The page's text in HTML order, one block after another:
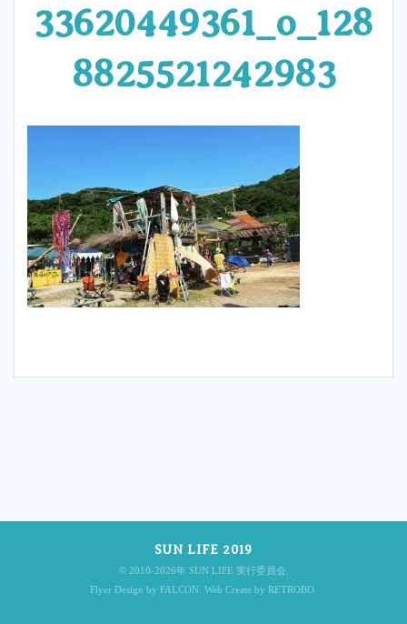
33620449361_o_128
8825521242983
SUN LIFE 2019
© 2010-2026年 SUN LIFE 実行委員会.
Flyer Design by FALCON. Web Create by RETROBO.